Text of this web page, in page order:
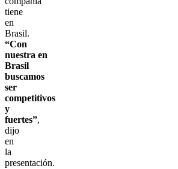
tiene
en
Brasil.
“Con
nuestra en
Brasil
buscamos
ser
competitivos
y
fuertes”,
dijo
en
la
presentación.